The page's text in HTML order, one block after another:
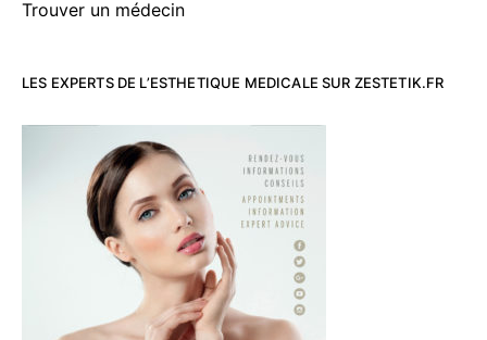
Trouver un médecin
LES EXPERTS DE L’ESTHETIQUE MEDICALE SUR ZESTETIK.FR